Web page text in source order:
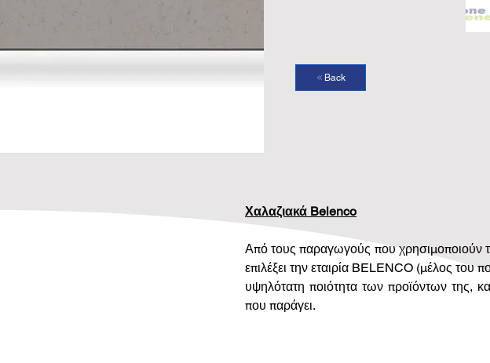
Back
Χαλαζιακά Belenco
Από τους παραγωγούς που χρησιμοποιούν
επιλέξει την εταιρία BELENCO (μέλος
υψηλότατη ποιότητα των προϊόντων της,
που παράγει.